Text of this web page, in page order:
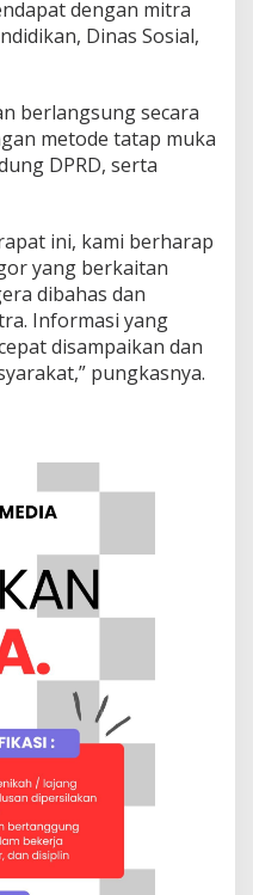
dengan mitra
Dinas Sosial,
berlangsung secara
metode tatap muka
DPRD, serta
ini, kami berharap
yang berkaitan
dibahas dan
Informasi yang
disampaikan dan
pungkasnya.